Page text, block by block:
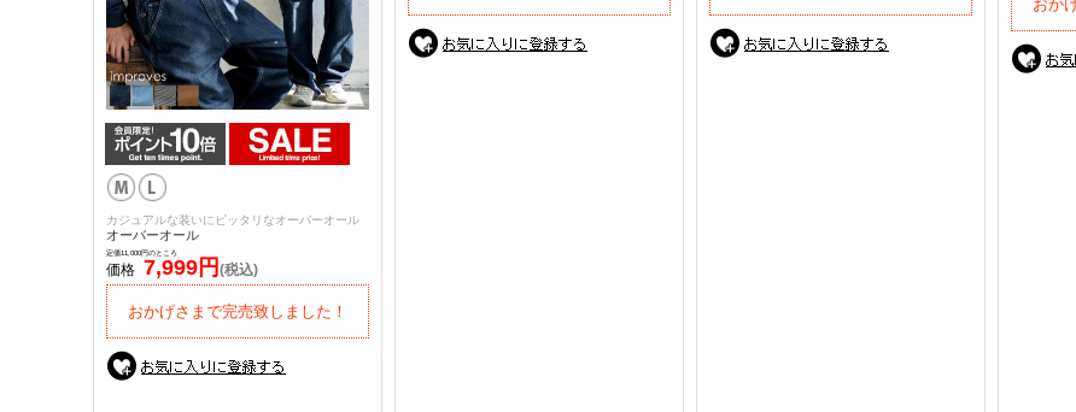
カジュアルな装いにピッタリなオーバーオール
オーバーオール
定価11,000円のところ
価格 7,999円 (税込)
おかげさまで完売致しました！
おか